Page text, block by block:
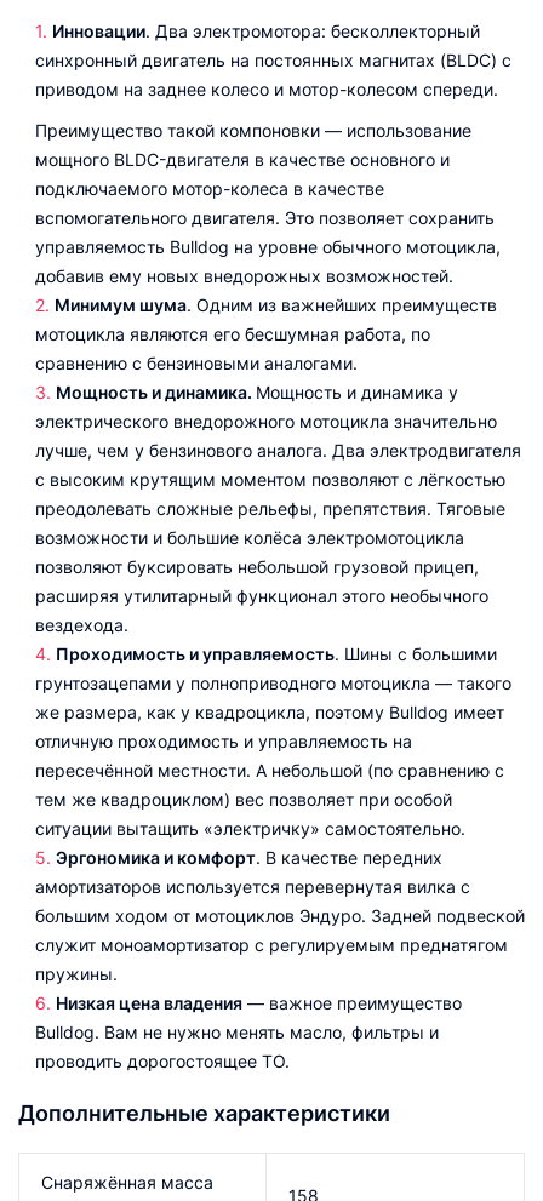
Инновации. Два электромотора: бесколлекторный
синхронный двигатель на постоянных магнитах (BLDC) с
приводом на заднее колесо и мотор-колесом спереди.
Преимущество такой компоновки — использование
мощного BLDC-двигателя в качестве основного и
подключаемого мотор-колеса в качестве
вспомогательного двигателя. Это позволяет сохранить
управляемость Bulldog на уровне обычного мотоцикла,
добавив ему новых внедорожных возможностей.
Минимум шума. Одним из важнейших преимуществ
мотоцикла являются его бесшумная работа, по
сравнению с бензиновыми аналогами.
Мощность и динамика. Мощность и динамика у
электрического внедорожного мотоцикла значительно
лучше, чем у бензинового аналога. Два электродвигателя
с высоким крутящим моментом позволяют с лёгкостью
преодолевать сложные рельефы, препятствия. Тяговые
возможности и большие колёса электромотоцикла
позволяют буксировать небольшой грузовой прицеп,
расширяя утилитарный функционал этого необычного
вездехода.
Проходимость и управляемость. Шины с большими
грунтозацепами у полноприводного мотоцикла — такого
же размера, как у квадроцикла, поэтому Bulldog имеет
отличную проходимость и управляемость на
пересечённой местности. А небольшой (по сравнению с
тем же квадроциклом) вес позволяет при особой
ситуации вытащить «электричку» самостоятельно.
Эргономика и комфорт. В качестве передних
амортизаторов используется перевернутая вилка с
большим ходом от мотоциклов Эндуро. Задней подвеской
служит моноамортизатор с регулируемым преднатягом
пружины.
Низкая цена владения — важное преимущество
Bulldog. Вам не нужно менять масло, фильтры и
проводить дорогостоящее ТО.
Дополнительные характеристики
Снаряжённая масса
158